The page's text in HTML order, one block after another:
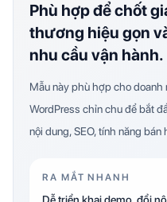
Phù hợp để chốt
thương hiệu gọn
nhu cầu vận hành.
Mẫu này phù hợp cho doanh
WordPress chỉn chu để bắt
nội dung, SEO, tính năng
RA MẮT NHANH